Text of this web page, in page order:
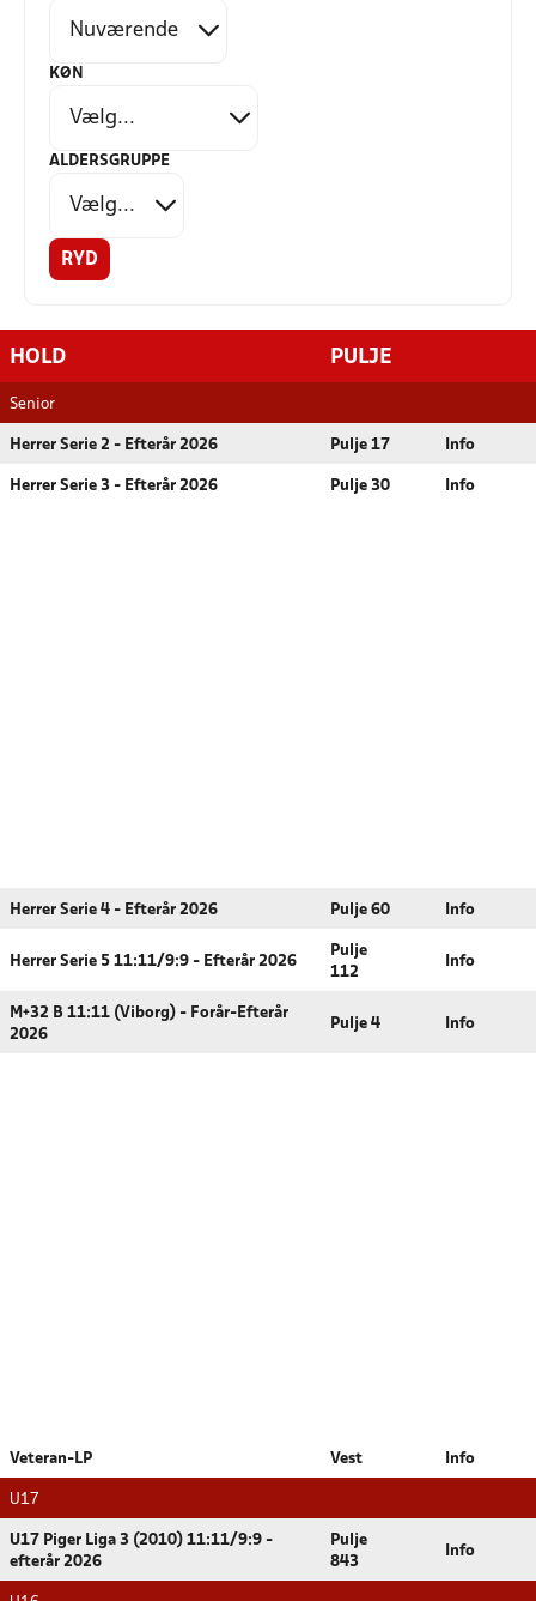
KØN
ALDERSGRUPPE
RYD
HOLD PULJE
Senior
Herrer Serie 2 - Efterår 2026 Pulje 17 Info
Herrer Serie 3 - Efterår 2026 Pulje 30 Info
Herrer Serie 4 - Efterår 2026 Pulje 60 Info
Herrer Serie 5 11:11/9:9 - Efterår 2026
Pulje
112
Info
M+32 B 11:11 (Viborg) - Forår-Efterår
2026
Pulje 4 Info
Veteran-LP Vest Info
U17
U17 Piger Liga 3 (2010) 11:11/9:9 -
efterår 2026
Pulje
843
Info